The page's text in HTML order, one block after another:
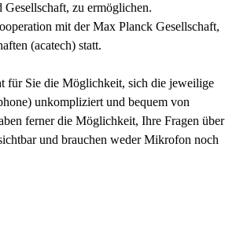
Gesellschaft, zu ermöglichen.
mit der Max Planck Gesellschaft,
(acatech) statt.
für Sie die Möglichkeit, sich die jeweilige
unkompliziert und bequem von
ferner die Möglichkeit, Ihre Fragen über
und brauchen weder Mikrofon noch